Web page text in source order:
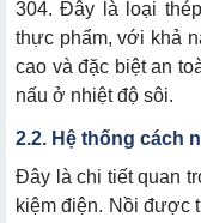
304. Đây là loại
thực phẩm, với khả
cao và đặc biệt an
nấu ở nhiệt độ sôi.
2.2. Hệ thống cách
Đây là chi tiết quan
kiệm điện. Nồi được